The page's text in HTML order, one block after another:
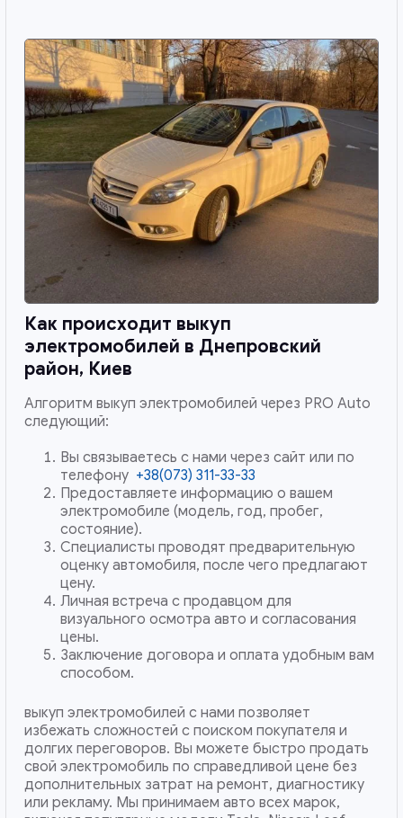
Как происходит выкуп
электромобилей в Днепровский
район, Киев
Алгоритм выкуп электромобилей через PRO Auto
следующий:
Вы связываетесь с нами через сайт или по
телефону +38(073) 311-33-33
Предоставляете информацию о вашем
электромобиле (модель, год, пробег,
состояние).
Специалисты проводят предварительную
оценку автомобиля, после чего предлагают
цену.
Личная встреча с продавцом для
визуального осмотра авто и согласования
цены.
Заключение договора и оплата удобным вам
способом.
выкуп электромобилей с нами позволяет
избежать сложностей с поиском покупателя и
долгих переговоров. Вы можете быстро продать
свой электромобиль по справедливой цене без
дополнительных затрат на ремонт, диагностику
или рекламу. Мы принимаем авто всех марок,